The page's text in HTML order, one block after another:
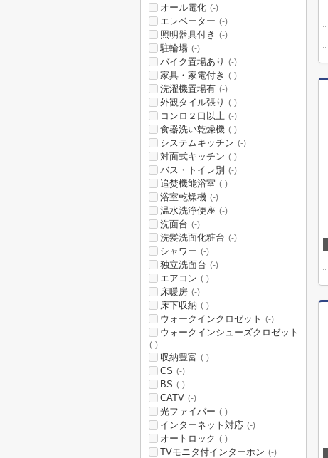
オール電化 (-)
エレベーター (-)
照明器具付き (-)
駐輪場 (-)
バイク置場あり (-)
家具・家電付き (-)
洗濯機置場有 (-)
外観タイル張り (-)
コンロ２口以上 (-)
食器洗い乾燥機 (-)
システムキッチン (-)
対面式キッチン (-)
バス・トイレ別 (-)
追焚機能浴室 (-)
浴室乾燥機 (-)
温水洗浄便座 (-)
洗面台 (-)
洗髪洗面化粧台 (-)
シャワー (-)
独立洗面台 (-)
エアコン (-)
床暖房 (-)
床下収納 (-)
ウォークインクロゼット (-)
ウォークインシューズクロゼット
(-)
収納豊富 (-)
CS (-)
BS (-)
CATV (-)
光ファイバー (-)
インターネット対応 (-)
オートロック (-)
TVモニタ付インターホン (-)